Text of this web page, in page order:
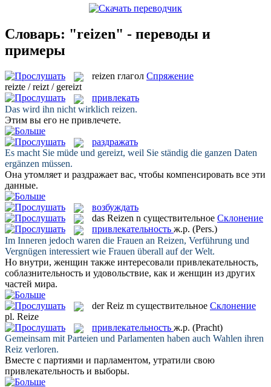
Словарь: "reizen" - переводы и
примеры
reizen глагол Спряжение
reizte / reizt / gereizt
привлекать
Das wird ihn nicht wirklich reizen.
Этим вы его не привлечете.
раздражать
Es macht Sie müde und gereizt, weil Sie ständig die ganzen Daten
ergänzen müssen.
Она утомляет и раздражает вас, чтобы компенсировать все эти
данные.
возбуждать
das Reizen n существительное Склонение
привлекательность ж.р. (Pers.)
Im Inneren jedoch waren die Frauen an Reizen, Verführung und
Vergnügen interessiert wie Frauen überall auf der Welt.
Но внутри, женщин также интересовали привлекательность,
соблазнительность и удовольствие, как и женщин из других
частей мира.
derReiz m существительное Склонение
pl. Reize
привлекательность ж.р. (Pracht)
Gemeinsam mit Parteien und Parlamenten haben auch Wahlen ihren
Reiz verloren.
Вместе с партиями и парламентом, утратили свою
привлекательность и выборы.